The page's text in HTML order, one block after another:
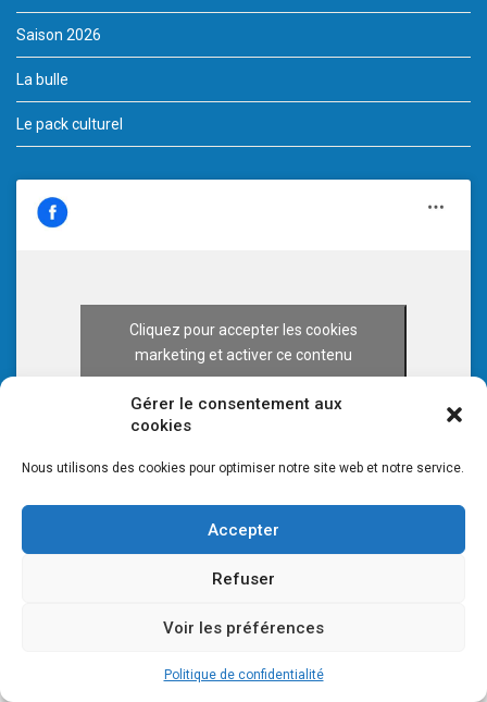
Gérer le consentement aux
cookies
Nous utilisons des cookies pour optimiser notre site web et notre service.
Accepter
Refuser
Voir les préférences
Politique de confidentialité
Saison 2026
La bulle
Le pack culturel
Cliquez pour accepter les cookies
marketing et activer ce contenu
© 2026 CULTURE 70 -Mentions légales-